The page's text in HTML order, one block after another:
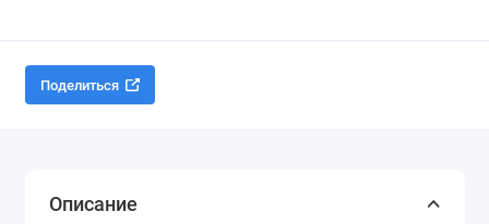
Поделиться
Описание